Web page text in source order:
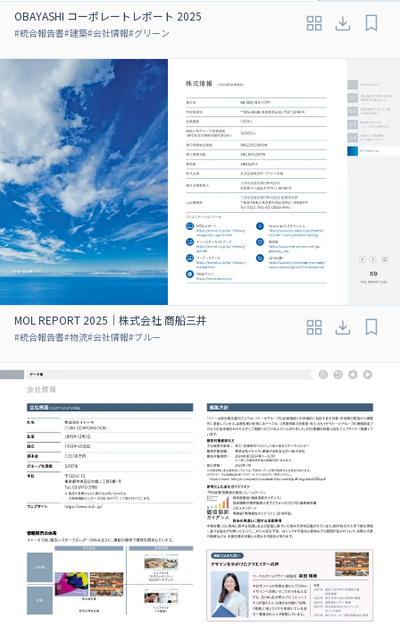
OBAYASHI コーポレートレポート 2025
#統合報告書#建築#会社情報#グリーン
MOL REPORT 2025｜株式会社 商船三井
#統合報告書#物流#会社情報#ブルー